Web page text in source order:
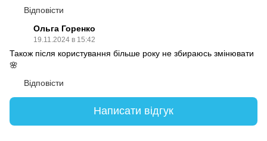
Відповісти
Ольга Горенко
19.11.2024 в 15:42
Також після користування більше року не збираюсь змінювати
🌸
Відповісти
Написати відгук